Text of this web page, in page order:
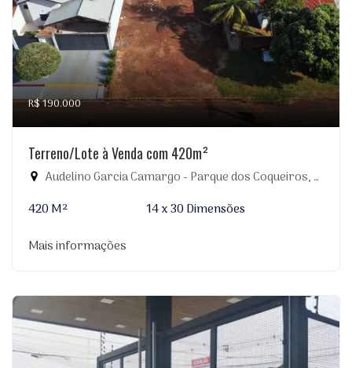
R$ 190.000
Terreno/Lote à Venda com 420m²
Audelino Garcia Camargo - Parque dos Coqueiros, Dourados-MS
420 M²
14 x 30 Dimensões
Mais informações